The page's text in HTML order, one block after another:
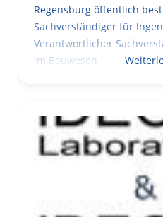
Regensburg öffentlich
Sachverständiger für
Verantwortlicher
im Bauwesen